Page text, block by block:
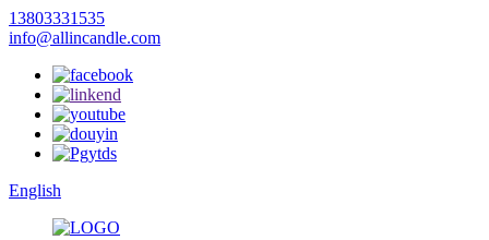
13803331535
info@allincandle.com
English